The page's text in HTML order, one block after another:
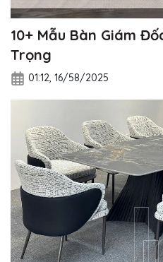
10+ Mẫu Bàn Giám
Trọng
01:12, 16/58/2025